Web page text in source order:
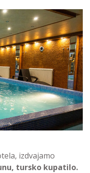
izdvajamo
tursko kupatilo.